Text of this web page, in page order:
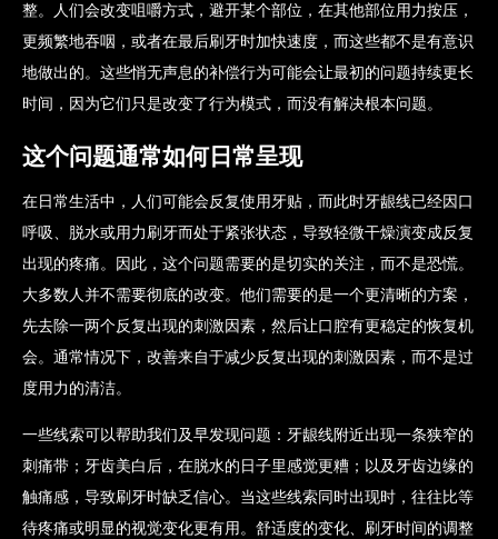
整。人们会改变咀嚼方式，避开某个部位，在其他部位用力按压，
更频繁地吞咽，或者在最后刷牙时加快速度，而这些都不是有意识
地做出的。这些悄无声息的补偿行为可能会让最初的问题持续更长
时间，因为它们只是改变了行为模式，而没有解决根本问题。
这个问题通常如何日常呈现
在日常生活中，人们可能会反复使用牙贴，而此时牙龈线已经因口
呼吸、脱水或用力刷牙而处于紧张状态，导致轻微干燥演变成反复
出现的疼痛。因此，这个问题需要的是切实的关注，而不是恐慌。
大多数人并不需要彻底的改变。他们需要的是一个更清晰的方案，
先去除一两个反复出现的刺激因素，然后让口腔有更稳定的恢复机
会。通常情况下，改善来自于减少反复出现的刺激因素，而不是过
度用力的清洁。
一些线索可以帮助我们及早发现问题：牙龈线附近出现一条狭窄的
刺痛带；牙齿美白后，在脱水的日子里感觉更糟；以及牙齿边缘的
触痛感，导致刷牙时缺乏信心。当这些线索同时出现时，往往比等
待疼痛或明显的视觉变化更有用。舒适度的变化、刷牙时间的调整